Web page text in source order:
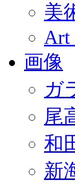
美
Art
画像
ガ
尾
和
新